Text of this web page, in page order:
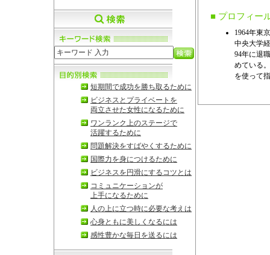
短期間で成功を勝ち取るために
ビジネスとプライベートを
両立させた女性になるために
ワンランク上のステージで
活躍するために
問題解決をすばやくするために
国際力を身につけるために
ビジネスを円滑にするコツとは
コミュニケーションが
上手になるために
人の上に立つ時に必要な考えは
心身ともに美しくなるには
感性豊かな毎日を送るには
■ プロフィー
1964年東
中央大学
94年に退
めている
を使って